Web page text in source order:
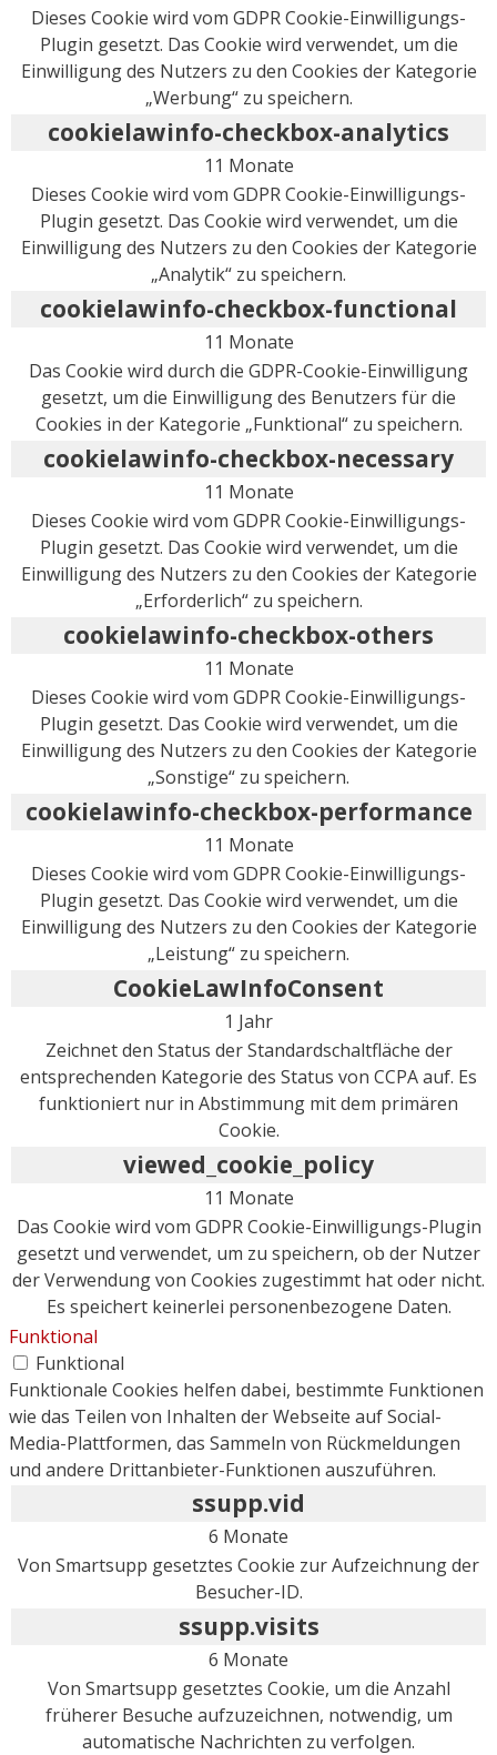
Dieses Cookie wird vom GDPR Cookie-Einwilligungs-
Plugin gesetzt. Das Cookie wird verwendet, um die
Einwilligung des Nutzers zu den Cookies der Kategorie
„Werbung“ zu speichern.
cookielawinfo-checkbox-analytics
11 Monate
Dieses Cookie wird vom GDPR Cookie-Einwilligungs-
Plugin gesetzt. Das Cookie wird verwendet, um die
Einwilligung des Nutzers zu den Cookies der Kategorie
„Analytik“ zu speichern.
cookielawinfo-checkbox-functional
11 Monate
Das Cookie wird durch die GDPR-Cookie-Einwilligung
gesetzt, um die Einwilligung des Benutzers für die
Cookies in der Kategorie „Funktional“ zu speichern.
cookielawinfo-checkbox-necessary
11 Monate
Dieses Cookie wird vom GDPR Cookie-Einwilligungs-
Plugin gesetzt. Das Cookie wird verwendet, um die
Einwilligung des Nutzers zu den Cookies der Kategorie
„Erforderlich“ zu speichern.
cookielawinfo-checkbox-others
11 Monate
Dieses Cookie wird vom GDPR Cookie-Einwilligungs-
Plugin gesetzt. Das Cookie wird verwendet, um die
Einwilligung des Nutzers zu den Cookies der Kategorie
„Sonstige“ zu speichern.
cookielawinfo-checkbox-performance
11 Monate
Dieses Cookie wird vom GDPR Cookie-Einwilligungs-
Plugin gesetzt. Das Cookie wird verwendet, um die
Einwilligung des Nutzers zu den Cookies der Kategorie
„Leistung“ zu speichern.
CookieLawInfoConsent
1 Jahr
Zeichnet den Status der Standardschaltfläche der
entsprechenden Kategorie des Status von CCPA auf. Es
funktioniert nur in Abstimmung mit dem primären
Cookie.
viewed_cookie_policy
11 Monate
Das Cookie wird vom GDPR Cookie-Einwilligungs-Plugin
gesetzt und verwendet, um zu speichern, ob der Nutzer
der Verwendung von Cookies zugestimmt hat oder nicht.
Es speichert keinerlei personenbezogene Daten.
Funktional
Funktional
Funktionale Cookies helfen dabei, bestimmte Funktionen
wie das Teilen von Inhalten der Webseite auf Social-
Media-Plattformen, das Sammeln von Rückmeldungen
und andere Drittanbieter-Funktionen auszuführen.
ssupp.vid
6 Monate
Von Smartsupp gesetztes Cookie zur Aufzeichnung der
Besucher-ID.
ssupp.visits
6 Monate
Von Smartsupp gesetztes Cookie, um die Anzahl
früherer Besuche aufzuzeichnen, notwendig, um
automatische Nachrichten zu verfolgen.